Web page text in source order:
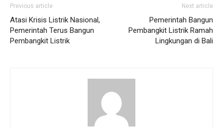
Previous article
Atasi Krisis Listrik Nasional,
Pemerintah Terus Bangun
Pembangkit Listrik
Next article
Pemerintah Bangun
Pembangkit Listrik Ramah
Lingkungan di Bali